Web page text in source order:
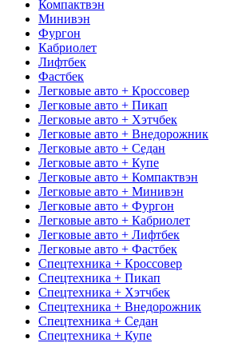
Компактвэн
Минивэн
Фургон
Кабриолет
Лифтбек
Фастбек
Легковые авто + Кроссовер
Легковые авто + Пикап
Легковые авто + Хэтчбек
Легковые авто + Внедорожник
Легковые авто + Седан
Легковые авто + Купе
Легковые авто + Компактвэн
Легковые авто + Минивэн
Легковые авто + Фургон
Легковые авто + Кабриолет
Легковые авто + Лифтбек
Легковые авто + Фастбек
Спецтехника + Кроссовер
Спецтехника + Пикап
Спецтехника + Хэтчбек
Спецтехника + Внедорожник
Спецтехника + Седан
Спецтехника + Купе